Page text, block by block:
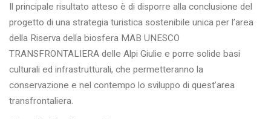
Il principale risultato atteso è di disporre alla conclusione del
progetto di una strategia turistica sostenibile unica per l’area
della Riserva della biosfera MAB UNESCO
TRANSFRONTALIERA delle Alpi Giulie e porre solide basi
culturali ed infrastrutturali, che permetteranno la
conservazione e nel contempo lo sviluppo di quest’area
transfrontaliera.